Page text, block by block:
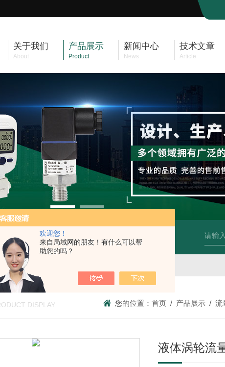
欢迎您！
来自局域网的朋友！有什么可以帮
助您的吗？
关于我们
About
产品展示
Product
新闻中心
News
技术文章
Article
AT4W MTX70-AT4W红外线测温仪 T80广州纹徕光柱测控仪WK-S803-82-23-2H/2L-P厂家
DISPLAY 您的位置： 首页 / 产品展示 / 流
液体涡轮流